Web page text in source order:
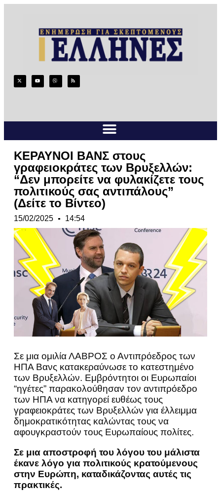
ΚΕΡΑΥΝΟΙ ΒΑΝΣ στους
γραφειοκράτες των Βρυξελλών:
“Δεν μπορείτε να φυλακίζετε τους
πολιτικούς σας αντιπάλους”
(Δείτε το Βίντεο)
15/02/2025 14:54
Σε μια ομιλία ΛΑΒΡΟΣ ο Αντιπρόεδρος των
ΗΠΑ Βανς κατακεραύνωσε το κατεστημένο
των Βρυξελλών. Εμβρόντητοι οι Ευρωπαίοι
“ηγέτες” παρακολούθησαν τον αντιπρόεδρο
των ΗΠΑ να κατηγορεί ευθέως τους
γραφειοκράτες των Βρυξελλών για έλλειμμα
δημοκρατικότητας καλώντας τους να
αφουγκραστούν τους Ευρωπαίους πολίτες.
Σε μια αποστροφή του λόγου του μάλιστα
έκανε λόγο για πολιτικούς κρατούμενους
στην Ευρώπη, καταδικάζοντας αυτές τις
πρακτικές.